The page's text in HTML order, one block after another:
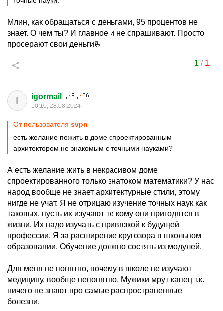
Млин, как обращаться с деньгами, 95 процентов не
знает. О чем ты? И главное и не спрашивают. Просто
просерают свои деньги🫰
1 / 1
I igormail
10:10, 28.08.2024
От пользователя svpn
есть желание пожить в доме спроектированным
архитектором не знакомым с точными науками?
А есть желание жить в некрасивом доме
спроектированного только знатоком математики? У нас
народ вообще не знает архитектурные стили, этому
нигде не учат. Я не отрицаю изучение точных наук как
таковых, пусть их изучают те кому они пригодятся в
жизни. Их надо изучать с привязкой к будущей
профессии. Я за расширение кругозора в школьном
образовании. Обучение должно состять из модулей.
Для меня не понятно, почему в школе не изучают
медицину, вообще непонятно. Мужики мрут капец т.к.
ничего не знают про самые распространенные
болезни.